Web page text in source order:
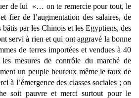
de lui
«… on te remercie pour tout, le
fier de l’augmentation des salaires, de
par les Chinois et les Egyptiens, des
servi à rien et qui ont aggravé la bonne
de terres importées et vendues à 40
mesures de contrôle du marché de
un peuple heureux même le taux de
à l’émergence des classes sociales ; on
soit pauvre et merci surtout pour le